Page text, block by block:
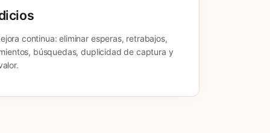
continua: eliminar esperas, retrabajos,
búsquedas, duplicidad de captura y